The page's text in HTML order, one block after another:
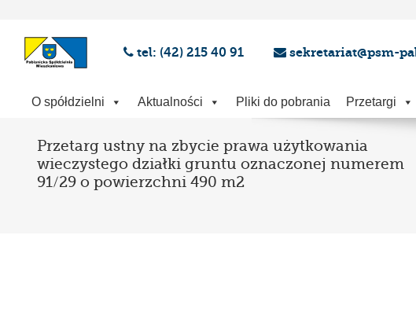
tel: (42) 215 40 91 sekretariat@psm-
O spółdzielni Aktualności Pliki do pobrania Przetargi
Przetarg ustny na zbycie prawa użytkowania
wieczystego działki gruntu oznaczonej numerem
91/29 o powierzchni 490 m2